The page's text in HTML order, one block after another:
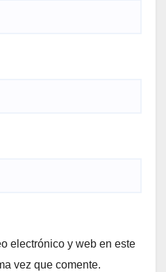
electrónico y web en este
vez que comente.